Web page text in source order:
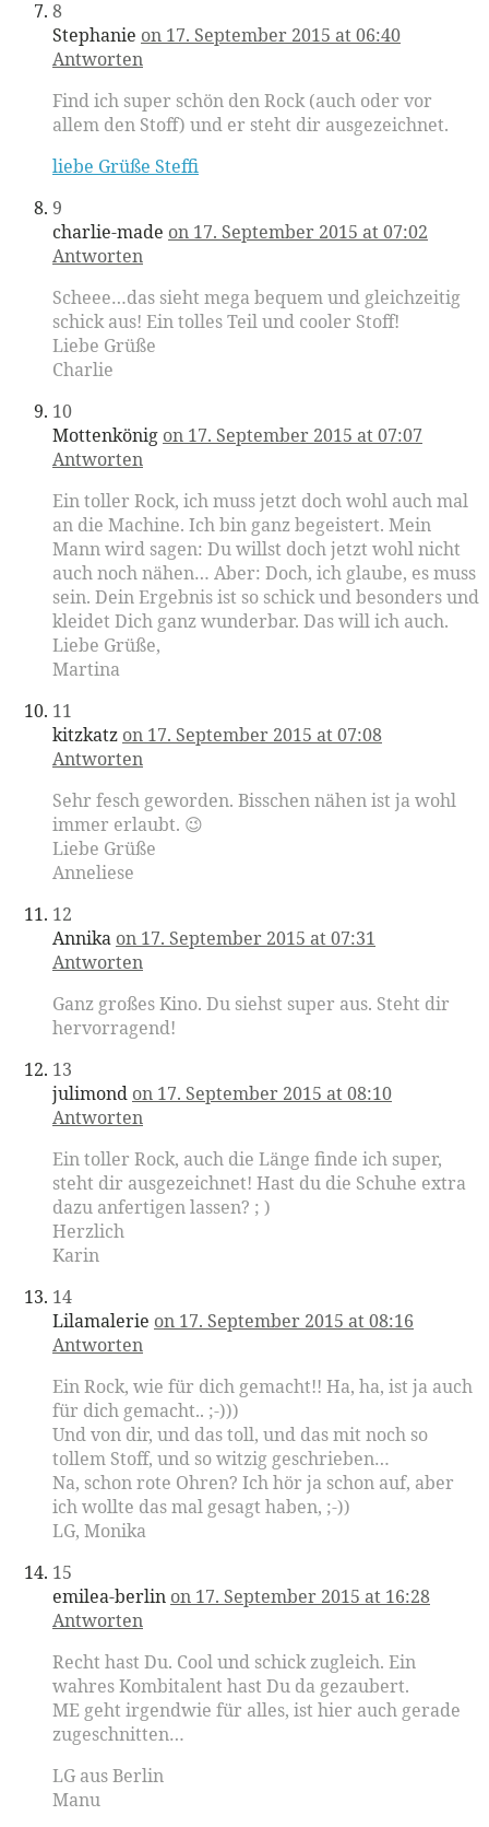
8
Stephanie on 17. September 2015 at 06:40
Antworten
Find ich super schön den Rock (auch oder vor
allem den Stoff) und er steht dir ausgezeichnet.
liebe Grüße Steffi
9
charlie-made on 17. September 2015 at 07:02
Antworten
Scheee…das sieht mega bequem und gleichzeitig
schick aus! Ein tolles Teil und cooler Stoff!
Liebe Grüße
Charlie
10
Mottenkönig on 17. September 2015 at 07:07
Antworten
Ein toller Rock, ich muss jetzt doch wohl auch mal
an die Machine. Ich bin ganz begeistert. Mein
Mann wird sagen: Du willst doch jetzt wohl nicht
auch noch nähen… Aber: Doch, ich glaube, es muss
sein. Dein Ergebnis ist so schick und besonders und
kleidet Dich ganz wunderbar. Das will ich auch.
Liebe Grüße,
Martina
11
kitzkatz on 17. September 2015 at 07:08
Antworten
Sehr fesch geworden. Bisschen nähen ist ja wohl
immer erlaubt. 😉
Liebe Grüße
Anneliese
12
Annika on 17. September 2015 at 07:31
Antworten
Ganz großes Kino. Du siehst super aus. Steht dir
hervorragend!
13
julimond on 17. September 2015 at 08:10
Antworten
Ein toller Rock, auch die Länge finde ich super,
steht dir ausgezeichnet! Hast du die Schuhe extra
dazu anfertigen lassen? ; )
Herzlich
Karin
14
Lilamalerie on 17. September 2015 at 08:16
Antworten
Ein Rock, wie für dich gemacht!! Ha, ha, ist ja auch
für dich gemacht.. ;-)))
Und von dir, und das toll, und das mit noch so
tollem Stoff, und so witzig geschrieben…
Na, schon rote Ohren? Ich hör ja schon auf, aber
ich wollte das mal gesagt haben, ;-))
LG, Monika
15
emilea-berlin on 17. September 2015 at 16:28
Antworten
Recht hast Du. Cool und schick zugleich. Ein
wahres Kombitalent hast Du da gezaubert.
ME geht irgendwie für alles, ist hier auch gerade
zugeschnitten…
LG aus Berlin
Manu